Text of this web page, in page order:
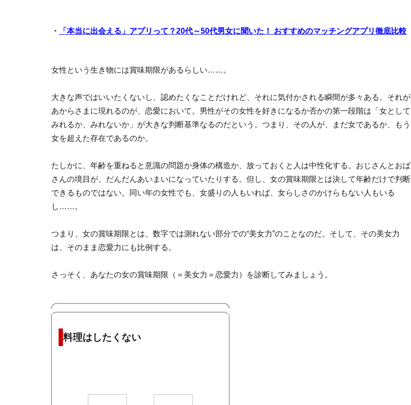
・ 「本当に出会える」アプリって？20代～50代男女に聞いた！ おすすめのマッチングアプリ徹底比較
女性という生き物には賞味期限があるらしい……。
大きな声ではいいたくないし、認めたくなことだけれど、それに気付かされる瞬間が多々ある。それが
あからさまに現れるのが、恋愛において。男性がその女性を好きになるか否かの第一段階は「女として
みれるか、みれないか」が大きな判断基準なるのだという。つまり、その人が、まだ女であるか、もう
女を超えた存在であるのか。
たしかに、年齢を重ねると意識の問題か身体の構造か、放っておくと人は中性化する。おじさんとおば
さんの境目が、だんだんあいまいになっていたりする。但し、女の賞味期限とは決して年齢だけで判断
できるものではない。同い年の女性でも、女盛りの人もいれば、女らしさのかけらもない人もいる
し……。
つまり、女の賞味期限とは、数字では測れない部分での“美女力”のことなのだ。そして、その美女力
は、そのまま恋愛力にも比例する。
さっそく、あなたの女の賞味期限（＝美女力＝恋愛力）を診断してみましょう。
料理はしたくない